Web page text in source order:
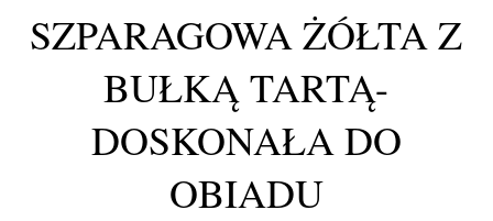
SZPARAGOWA ŻÓŁTA Z
BUŁKĄ TARTĄ-
DOSKONAŁA DO
OBIADU